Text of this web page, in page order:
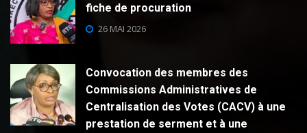
fiche de procuration
26 MAI 2026
Convocation des membres des
Commissions Administratives de
Centralisation des Votes (CACV) à une
prestation de serment et à une